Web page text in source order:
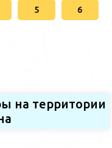
5 6
на территории